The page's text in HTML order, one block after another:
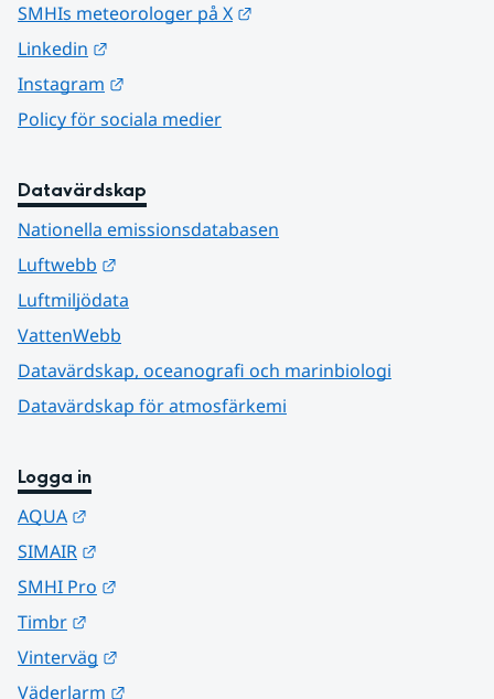
SMHIs meteorologer på X
Linkedin
Instagram
Policy för sociala medier
Datavärdskap
Nationella emissionsdatabasen
Luftwebb
Luftmiljödata
VattenWebb
Datavärdskap, oceanografi och marinbiologi
Datavärdskap för atmosfärkemi
Logga in
AQUA
SIMAIR
SMHI Pro
Timbr
Vinterväg
Väderlarm